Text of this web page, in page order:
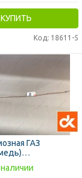
КУПИТЬ
Код: 18611-5
ГАЗ
правая) L=885,